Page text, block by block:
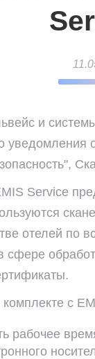
и
Service
отелей по
в сфере
с
рабочее